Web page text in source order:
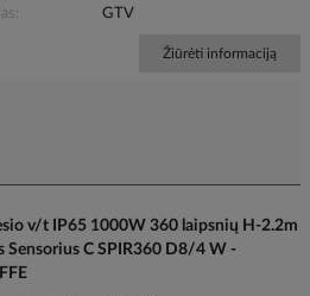
GTV
Žiūrėti informaciją
v/t IP65 1000W 360 laipsnių H-2.2m
Sensorius C SPIR360 D8/4 W -